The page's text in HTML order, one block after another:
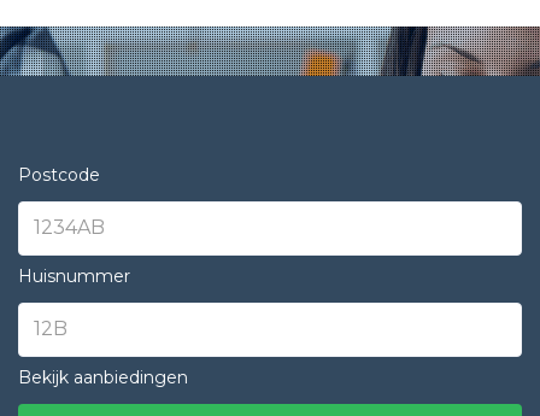
Postcode
Huisnummer
Bekijk aanbiedingen